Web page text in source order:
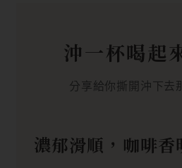
沖一杯喝起
分享給你撕開沖下去
濃郁滑順，咖啡